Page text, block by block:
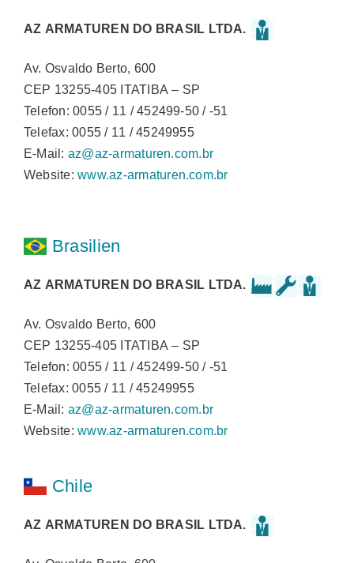
AZ ARMATUREN DO BRASIL LTDA.
Av. Osvaldo Berto, 600
CEP 13255-405 ITATIBA – SP
Telefon: 0055 / 11 / 452499-50 / -51
Telefax: 0055 / 11 / 45249955
E-Mail: az@az-armaturen.com.br
Website:www.az-armaturen.com.br
Brasilien
AZ ARMATUREN DO BRASIL LTDA.
Av. Osvaldo Berto, 600
CEP 13255-405 ITATIBA – SP
Telefon: 0055 / 11 / 452499-50 / -51
Telefax: 0055 / 11 / 45249955
E-Mail: az@az-armaturen.com.br
Website:www.az-armaturen.com.br
Chile
AZ ARMATUREN DO BRASIL LTDA.